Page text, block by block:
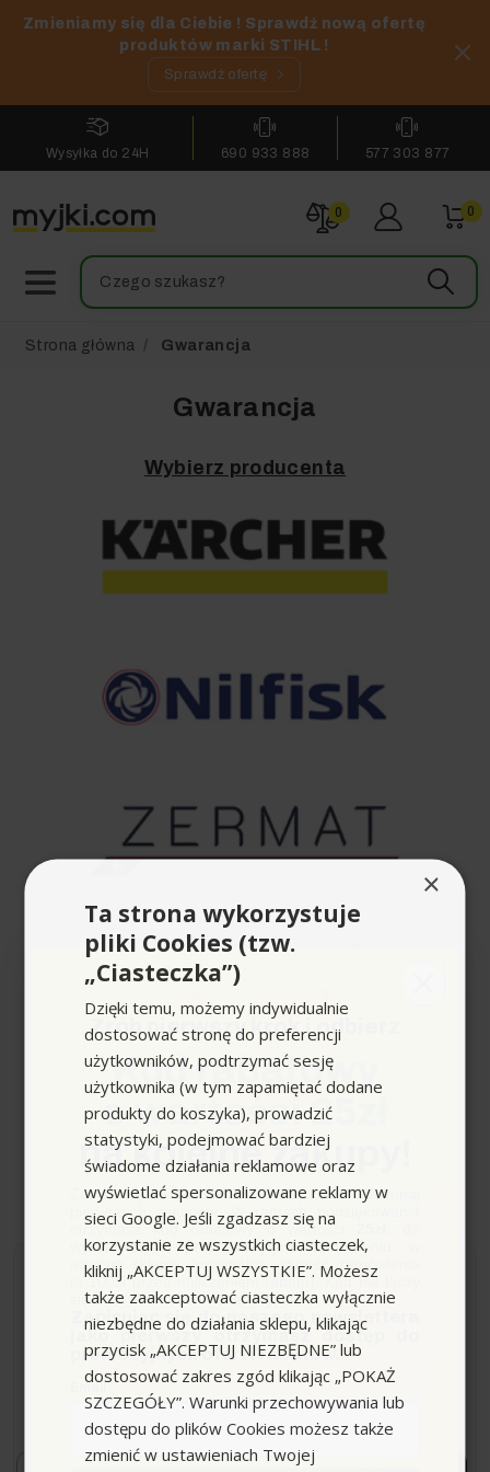
Zmieniamy się dla Ciebie ! Sprawdź nową ofertę
produktów marki STIHL !
Sprawdź ofertę
Wysyłka do 24H 690 933 888 577 303 877
0 0
Strona główna Gwarancja
Gwarancja
Wybierz producenta
Newsletter
Zapisz się i bądź na bieżąco z naszymi nowościami i
ofertami!
*Dowiaduj się o premierach i promocjach jako pierwszy.
×
Ta strona wykorzystuje
pliki Cookies (tzw.
„Ciasteczka”)
Dzięki temu, możemy indywidualnie
dostosować stronę do preferencji
użytkowników, podtrzymać sesję
użytkownika (w tym zapamiętać dodane
produkty do koszyka), prowadzić
statystyki, podejmować bardziej
świadome działania reklamowe oraz
wyświetlać spersonalizowane reklamy w
sieci Google. Jeśli zgadzasz się na
korzystanie ze wszystkich ciasteczek,
kliknij „AKCEPTUJ WSZYSTKIE”. Możesz
także zaakceptować ciasteczka wyłącznie
niezbędne do działania sklepu, klikając
przycisk „AKCEPTUJ NIEZBĘDNE” lub
dostosować zakres zgód klikając „POKAŻ
SZCZEGÓŁY”. Warunki przechowywania lub
dostępu do plików Cookies możesz także
zmienić w ustawieniach Twojej
Zrób pierwszy krok i odbierz
Kod rabatowy
o wartości 25zł
na kolejne zakupy!
Zapisz się do newslettera, załóż konto i dokonaj
pierwszych zakupów. W ramach podziękowania
otrzymasz kod rabatowy o wartości
wykorzystania przy kolejnym zamówieniu w
naszym sklepie (minimalna wartość zamówienia
to 100zł przed naliczeniem rabatu). Kod nie łączy
się z innymi kodami rabatowymi.
Zapisując się do naszego newslettera
jako pierwszy otrzymasz dostęp do
promocyjnych ofert i rabatów.
Email